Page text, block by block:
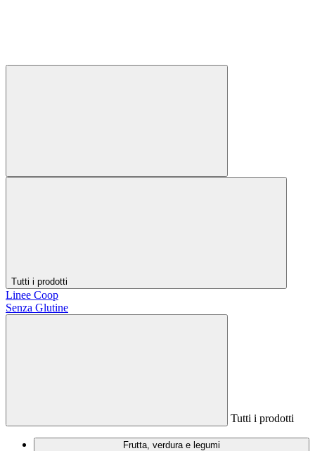
Tutti i prodotti
Linee Coop
Senza Glutine
Tutti i prodotti
Frutta, verdura e legumi